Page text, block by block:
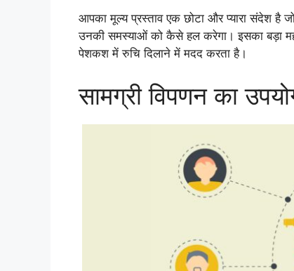
आपका मूल्य प्रस्ताव एक छोटा और प्यारा संदेश है
उनकी समस्याओं को कैसे हल करेगा। इसका बड़ा
पेशकश में रुचि दिलाने में मदद करता है।
सामग्री विपणन का